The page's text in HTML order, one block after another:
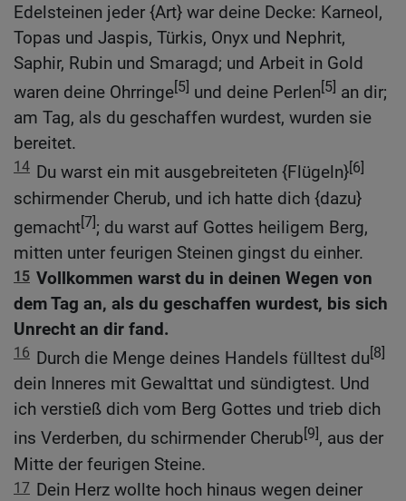
Edelsteinen jeder {Art} war deine Decke: Karneol,
Topas und Jaspis, Türkis, Onyx und Nephrit,
Saphir, Rubin und Smaragd; und Arbeit in Gold
waren deine Ohrringe[5] und deine Perlen[5] an dir;
am Tag, als du geschaffen wurdest, wurden sie
bereitet.
14 Du warst ein mit ausgebreiteten {Flügeln}[6]
schirmender Cherub, und ich hatte dich {dazu}
gemacht[7]; du warst auf Gottes heiligem Berg,
mitten unter feurigen Steinen gingst du einher.
15 Vollkommen warst du in deinen Wegen von
dem Tag an, als du geschaffen wurdest, bis sich
Unrecht an dir fand.
16 Durch die Menge deines Handels fülltest du[8]
dein Inneres mit Gewalttat und sündigtest. Und
ich verstieß dich vom Berg Gottes und trieb dich
ins Verderben, du schirmender Cherub[9], aus der
Mitte der feurigen Steine.
17 Dein Herz wollte hoch hinaus wegen deiner